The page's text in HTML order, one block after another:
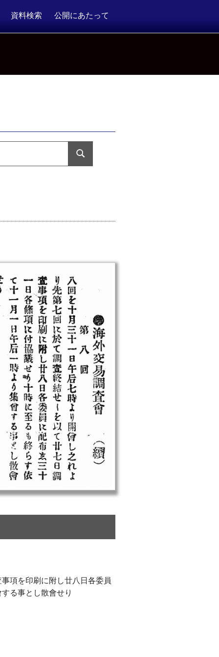
資料検索 公開にあたって
検
索
項を印刷に附し廿八日各委員
る事とし散會せり